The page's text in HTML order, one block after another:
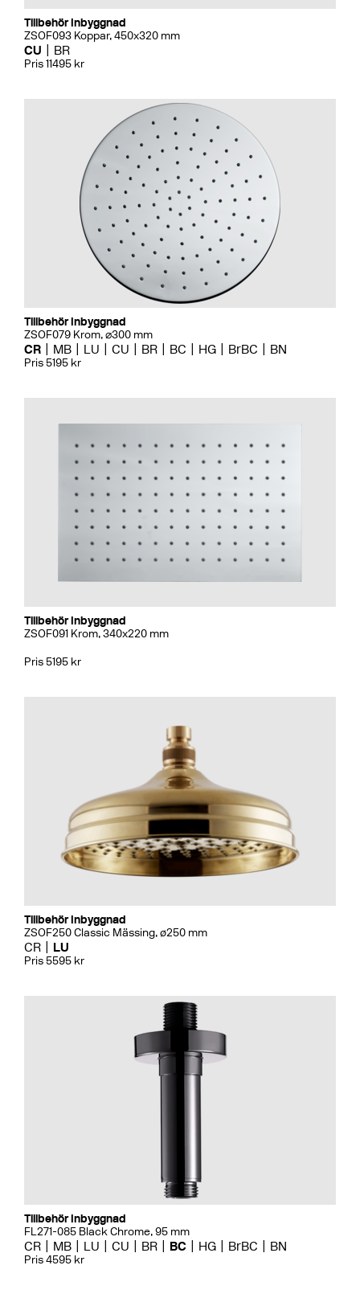
Tillbehör Inbyggnad
ZSOF093 Koppar, 450x320 mm
CU BR
Pris 11495 kr
Tillbehör Inbyggnad
ZSOF079 Krom, ⌀300 mm
CR MB LU CU BR BC HG BrBC BN
Pris 5195 kr
Tillbehör Inbyggnad
ZSOF091 Krom, 340x220 mm
Pris 5195 kr
Tillbehör Inbyggnad
ZSOF250 Classic Mässing, ø250 mm
CR LU
Pris 5595 kr
Tillbehör Inbyggnad
FL271-085 Black Chrome, 95 mm
CR MB LU CU BR BC HG BrBC BN
Pris 4595 kr